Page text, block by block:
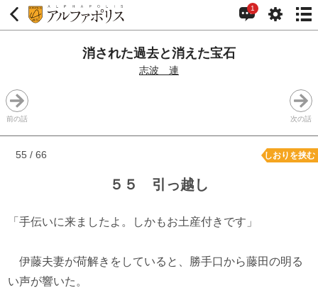
1
消された過去と消えた宝石
志波 連
前の話 次の話
55 / 66 しおりを挟む
５５ 引っ越し
「手伝いに来ましたよ。しかもお土産付きです」
伊藤夫妻が荷解きをしていると、勝手口から藤田の明る
い声が響いた。